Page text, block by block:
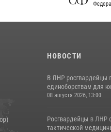
Федерального
НОВОСТИ
В ЛНР росгвардейцы
единоборствам для
08 августа 2026, 13:00
Росгвардейцы в ЛНР
тактической